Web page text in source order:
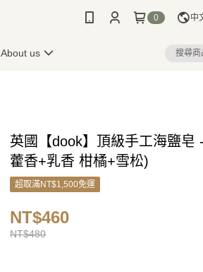
0 中
About us
英國【dook】頂級手工海鹽皂
藿香+乳香 柑橘+雪松)
超取滿NT$1,500免運
NT$480
NT$460